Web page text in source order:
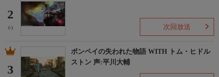
2
(-) 次回放送
3
ポンペイの失われた物語 WITH トム・ヒドル
ストン 声:平川大輔